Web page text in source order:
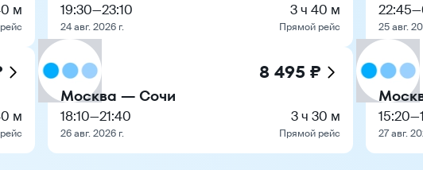
м
м
19:30—23:10
24 авг. 2026 г.
3 ч 40 м
Прямой рейс
8 495 ₽
Москва — Сочи
18:10—21:40
26 авг. 2026 г.
3 ч 30 м
Прямой рейс
22:45—
25 авг.
15:20—
27 авг.